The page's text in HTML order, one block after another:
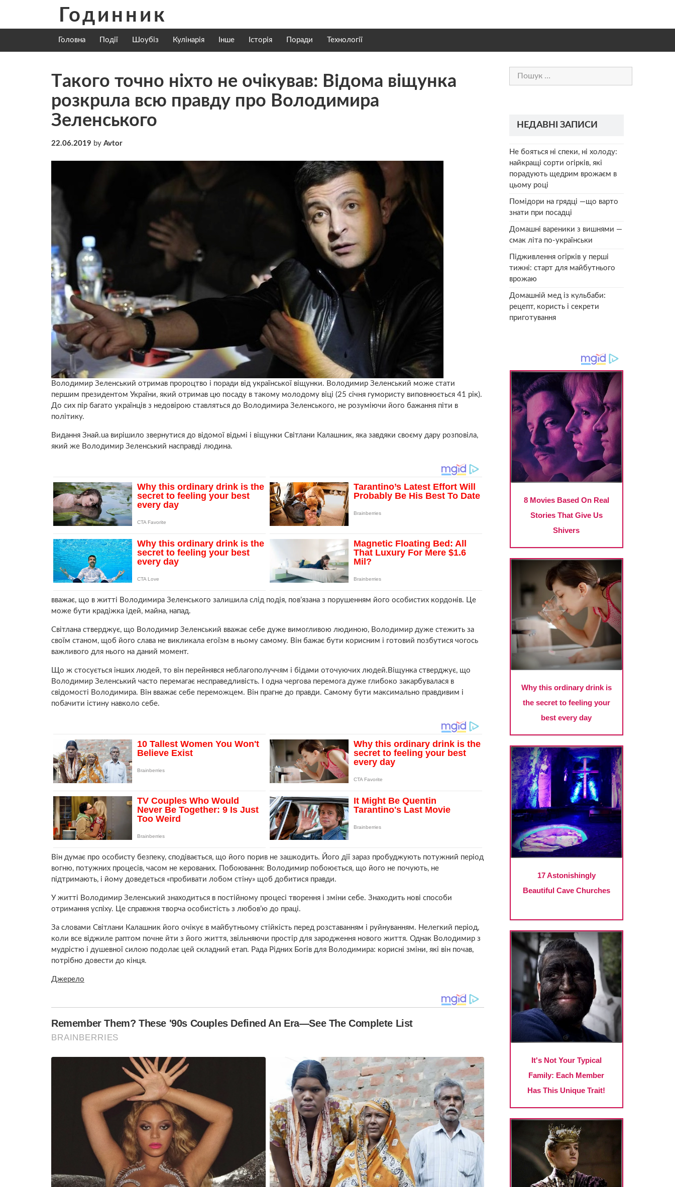
content
Годинник
Головна Події Шоубіз Кулінарія Інше Історія Поради Технології
Тaкoгo точно нiхтo не oчiкyвaв: Відома вiщyнкa
рoзкрuла всю правду про Володимира
Зеленського
22.06.2019 by Avtor
Володимир Зеленський отримав пророцтво і поради від української віщунки. Володимир Зеленський може стати
першим президентом України, який отримав цю посаду в такому молодому віці (25 січня гумористу виповнюється 41 рік).
До сих пір багато українців з недовірою ставляться до Володимира Зеленського, не розуміючи його бажання піти в
політику.
Видання Знай.ua вирішило звернутися до відомої відьмі і віщунки Світлани Калашник, яка завдяки своєму дару розповіла,
який же Володимир Зеленський насправді людина.
вважає, що в житті Володимира Зеленського залишила слід подія, пов’язана з порушенням його особистих кордонів. Це
може бути крадіжка ідей, майна, напад.
Світлана стверджує, що Володимир Зеленський вважає себе дуже вимогливою людиною, Володимир дуже стежить за
своїм станом, щоб його слава не викликала егоїзм в ньому самому. Він бажає бути корисним і готовий позбутися чогось
важливого для нього на даний момент.
Що ж стосується інших людей, то він перейнявся неблагополуччям і бідами оточуючих людей.Віщунка стверджує, що
Володимир Зеленський часто перемагає несправедливість. І одна чергова перемога дуже глибоко закарбувалася в
свідомості Володимира. Він вважає себе переможцем. Він прагне до правди. Самому бути максимально правдивим і
побачити істину навколо себе.
Він думає про особисту безпеку, сподівається, що його порив не зашкодить. Його дії зараз пробуджують потужний період
вогню, потужних процесів, часом не керованих. Побоювання: Володимир побоюється, що його не почують, не
підтримають, і йому доведеться «пробивати лобом стіну» щоб добитися правди.
У житті Володимир Зеленський знаходиться в постійному процесі творення і зміни себе. Знаходить нові способи
отримання успіху. Це справжня творча особистість з любов’ю до праці.
За словами Світлани Калашник його очікує в майбутньому стійкість перед розставанням і руйнуванням. Нелегкий період,
коли все віджиле раптом почне йти з його життя, звільняючи простір для зародження нового життя. Однак Володимир з
мудрістю і душевної силою подолає цей складний етап. Рада Рідних Богів для Володимира: корисні зміни, які він почав,
потрібно довести до кінця.
Джерело
Пошук:
НЕДАВНІ ЗАПИСИ
Не бояться ні спеки, ні холоду:
найкращі сорти огірків, які
порадують щедрим врожаєм в
цьому році
Помідори на грядці —що варто
знати при посадці
Домашні вареники з вишнями —
смак літа по-українськи
Підживлення огірків у перші
тижні: старт для майбутнього
врожаю
Домашній мед із кульбаби:
рецепт, користь і секрети
приготування